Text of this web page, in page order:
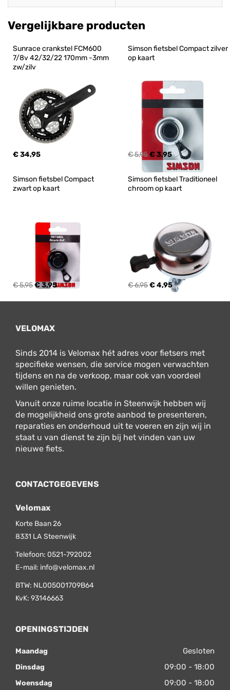
Vergelijkbare producten
Sunrace crankstel FCM600
7/8v 42/32/22 170mm -3mm
zw/zilv
€ 34,95
Simson fietsbel Compact zilver
op kaart
€ 5,95€ 3,95
Simson fietsbel Compact
zwart op kaart
€ 5,95€ 3,95
Simson fietsbel Traditioneel
chroom op kaart
€ 6,95€ 4,95
VELOMAX
Sinds 2014 is Velomax hét adres voor fietsers met
specifieke wensen, die service mogen verwachten
tijdens en na de verkoop, maar ook van voordeel
willen genieten.
Vanuit onze ruime locatie in Steenwijk hebben wij
de mogelijkheid ons grote aanbod te presenteren,
reparaties en onderhoud uit te voeren en zijn wij in
staat u van dienst te zijn bij het vinden van uw
nieuwe fiets.
CONTACTGEGEVENS
Velomax
Korte Baan 26
8331 LA Steenwijk
Telefoon: 0521-792002
E-mail: info@velomax.nl
BTW: NL005001709B64
KvK: 93146663
OPENINGSTIJDEN
Maandag Gesloten
Dinsdag 09:00 - 18:00
Woensdag 09:00 - 18:00